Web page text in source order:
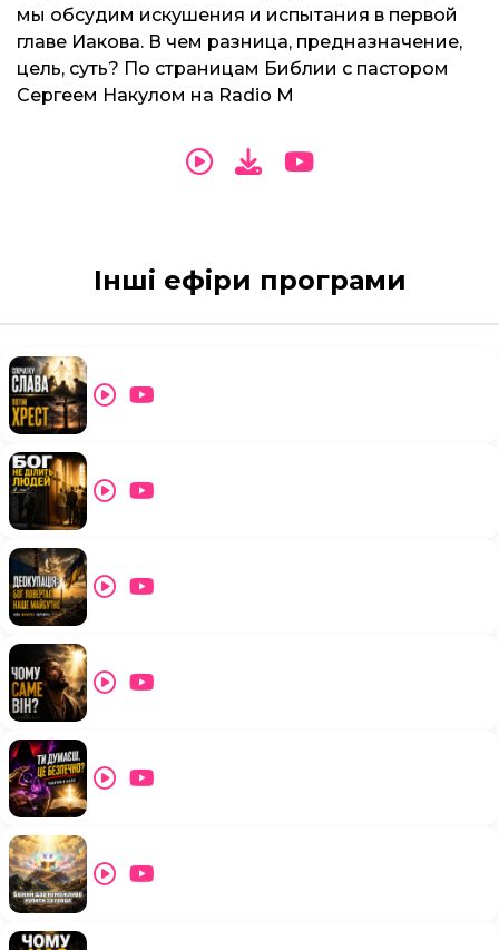
мы обсудим искушения и испытания в первой
главе Иакова. В чем разница, предназначение,
цель, суть? По страницам Библии с пастором
Сергеем Накулом на Radio M
Інші ефіри програми